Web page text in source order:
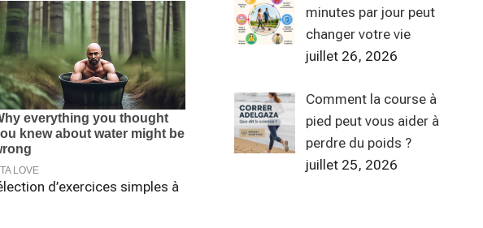
d’exercices simples à
minutes par jour peut
changer votre vie
juillet 26, 2026
Comment la course à
pied peut vous aider à
perdre du poids ?
juillet 25, 2026